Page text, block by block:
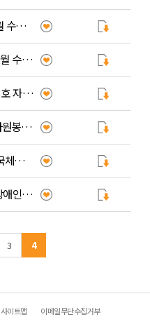
[수의계약]2016년 8월 수의계약 내역 공개
[수의계약]2016년 12월 수의 계약 내역 공개
[유찰공고]제2016-23호 자원봉사 마일리지제 통합관리시스템 구축
[긴급공고]충청남도 자원봉사자 마일리지제 통합관리시스템 구축 공고
[입찰공고]제97회 전국체육대회, 제36회 전국장애인체육대회 자원봉사자 유니폼 제작(구매)
[사전규격공개]전국(장애인)체육대회 자원봉사자 유니폼 제작(구매)
3 4
사이트맵 이메일무단수집거부